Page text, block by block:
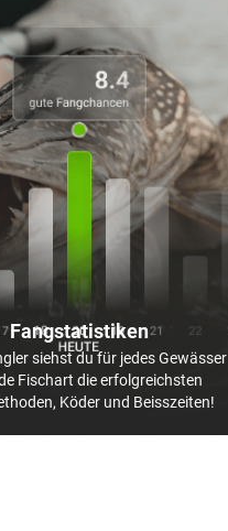
Fangstatistiken
siehst du für jedes Gewässer
Fischart die erfolgreichsten
Köder und Beisszeiten!